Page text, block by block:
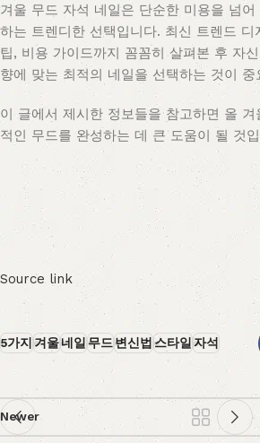
겨울 무드 자석 네일은 단순한 미용을 넘
하는 트렌디한 선택입니다. 최신 트렌드 디
팁, 비용 가이드까지 꼼꼼히 살펴본 후 자
향에 맞는 최적의 네일을 선택하는 것이 중
이 글에서 제시한 정보들을 참고하면 올
적인 무드를 완성하는 데 큰 도움이 될 것
Source link
5가지 겨울네일 무드변신법 스타일 자석
Newer